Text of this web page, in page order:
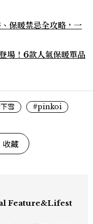
保暖禁忌全攻略，一
場！6款人氣保暖單品
雪 #pinkoi
收藏
Feature&Lifest